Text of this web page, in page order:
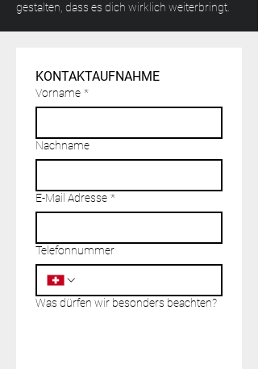
gestalten, dass es dich wirklich weiterbringt.
KONTAKTAUFNAHME
Vorname *
Nachname
E-Mail Adresse *
Telefonnummer
Was dürfen wir besonders beachten?